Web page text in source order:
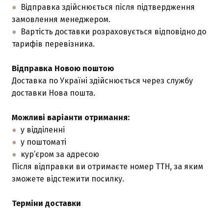
● Відправка здійснюється після підтвердження
замовлення менеджером.
● Вартість доставки розраховується відповідно до
тарифів перевізника.
Відправка Новою поштою
Доставка по Україні здійснюється через службу
доставки Нова пошта.
Можливі варіанти отримання:
● у відділенні
● у поштоматі
● кур’єром за адресою
Після відправки ви отримаєте номер ТТН, за яким
зможете відстежити посилку.
Терміни доставки